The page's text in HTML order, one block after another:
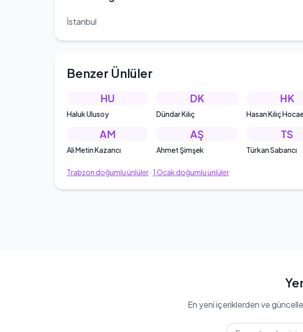
İstanbul
Benzer Ünlüler
HU
Haluk Ulusoy
DK
Dündar Kılıç
HK
Hasan Kılıç
AM
Ali Metin Kazancı
AŞ
Ahmet Şimşek
TS
Türkan Sabancı
Trabzon doğumlu ünlüler· 1 Ocak doğumlu ünlüler
En yeni içeriklerden ve